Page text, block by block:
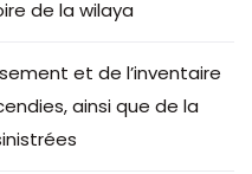
de la wilaya
et de l’inventaire
ainsi que de la